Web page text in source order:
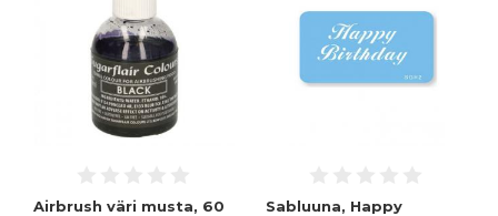
Airbrush väri musta, 60
Sabluuna, Happy